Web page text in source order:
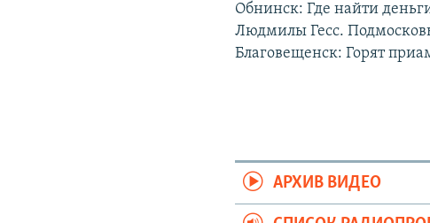
Обнинск: Где найти
Людмилы Гесс.
Благовещенск: Горят
АРХИВ ВИДЕО